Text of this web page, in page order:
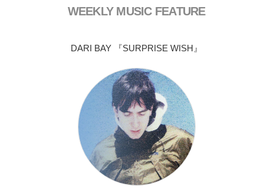
WEEKLY MUSIC FEATURE
DARI BAY 『SURPRISE WISH』